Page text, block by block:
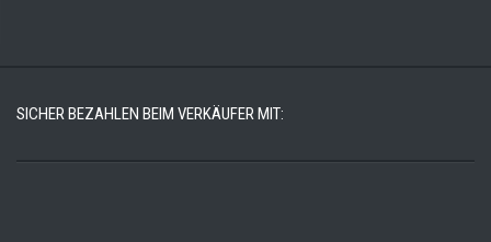
SICHER BEZAHLEN BEIM VERKÄUFER MIT: